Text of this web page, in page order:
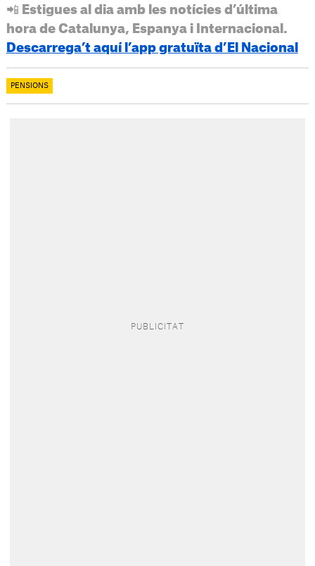
📲 Estigues al dia amb les notícies d’última
hora de Catalunya, Espanya i Internacional.
Descarrega’t aquí l’app gratuïta d’El Nacional
PENSIONS